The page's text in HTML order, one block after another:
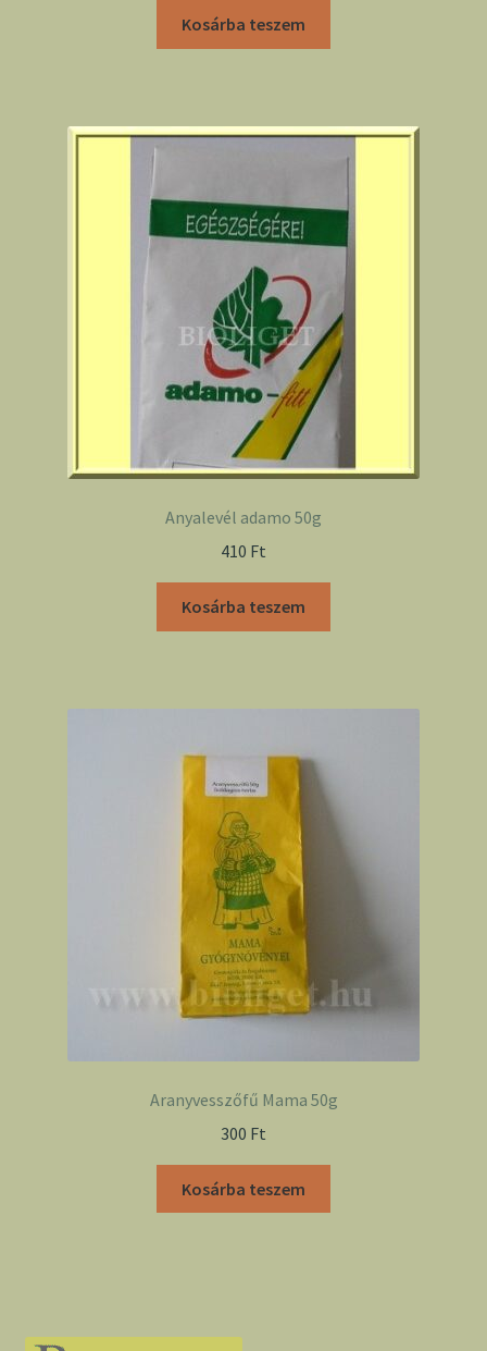
Kosárba teszem
Anyalevél adamo 50g
410 Ft
Kosárba teszem
Aranyvesszőfű Mama 50g
300 Ft
Kosárba teszem